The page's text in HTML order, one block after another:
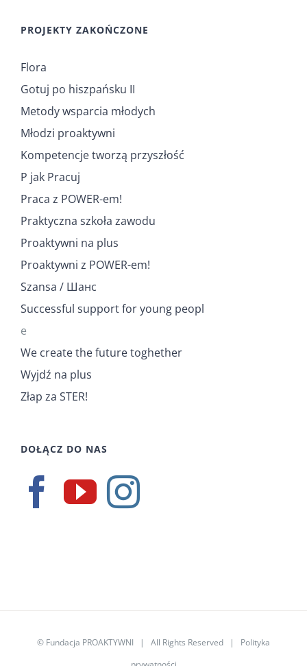
PROJEKTY ZAKOŃCZONE
Flora
Gotuj po hiszpańsku II
Metody wsparcia młodych
Młodzi proaktywni
Kompetencje tworzą przyszłość
P jak Pracuj
Praca z POWER-em!
Praktyczna szkoła zawodu
Proaktywni na plus
Proaktywni z POWER-em!
Szansa / Шанс
Successful support for young peopl
e
We create the future toghether
Wyjdź na plus
Złap za STER!
DOŁĄCZ DO NAS
© Fundacja PROAKTYWNI | All Rights Reserved | Polityka